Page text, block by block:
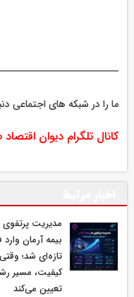
ما را در شبکه های اجتماعی
کانال تلگرام دیوان اقتصاد
مدیریت پرتفوی
بیمه آرمان وارد
تازه‌ای شد؛ وقتی
کیفیت، مسیر
تعیین می‌کند